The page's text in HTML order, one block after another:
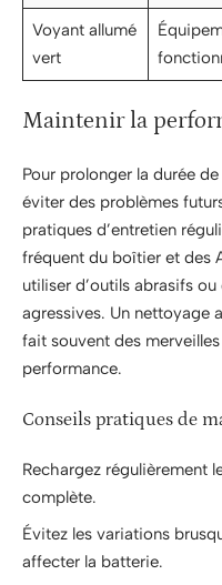
Voyant allumé
vert
Maintenir la
Pour prolonger la durée
éviter des problèmes
pratiques d’entretien
fréquent du boîtier et des
utiliser d’outils abrasifs
agressives. Un nettoyage
fait souvent des
performance.
Conseils pratiques de
Rechargez régulièrement
complète.
Évitez les variations
affecter la batterie.